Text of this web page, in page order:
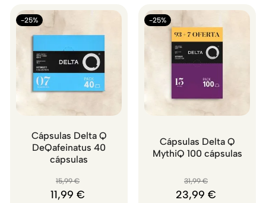
-25%
Cápsulas Delta Q
DeQafeinatus 40
cápsulas
15,99 €
11,99 €
-25%
Cápsulas Delta Q
MythiQ 100 cápsulas
31,99 €
23,99 €